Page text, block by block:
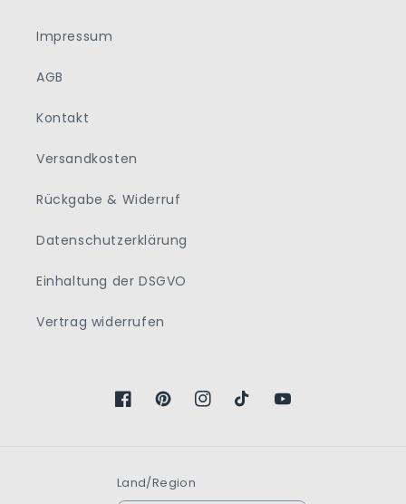
Impressum
AGB
Kontakt
Versandkosten
Rückgabe & Widerruf
Datenschutzerklärung
Einhaltung der DSGVO
Vertrag widerrufen
FacebookPinterestInstagramTikTokYouTube
Land/Region